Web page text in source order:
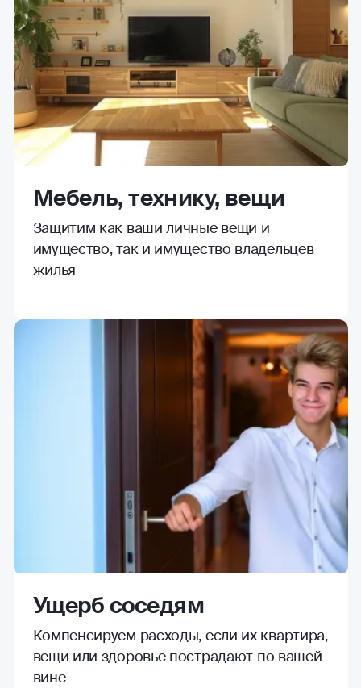
Мебель, технику, вещи
Защитим как ваши личные вещи и
имущество, так и имущество владельцев
жилья
Ущерб соседям
Компенсируем расходы, если их квартира,
вещи или здоровье пострадают по вашей
вине